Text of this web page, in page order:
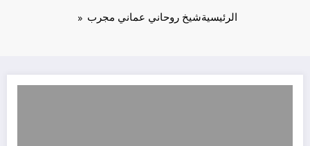
الرئيسيةشيخ روحاني عماني مجرب